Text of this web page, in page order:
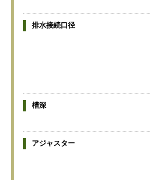
排水接続口径
槽深
アジャスター